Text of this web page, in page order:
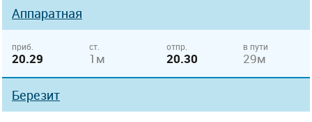
Аппаратная
приб.
20.29
ст.
1м
отпр.
20.30
в пути
29м
Березит